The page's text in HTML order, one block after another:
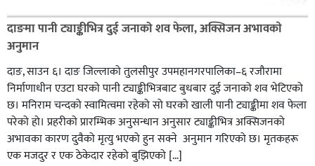
दाङमा पानी ट्याङ्कीभित्र दुई जनाको शव फेला, अक्सिजन अभावकाे
अनुमान
दाङ, साउन ६। दाङ जिल्लाको तुलसीपुर उपमहानगरपालिका–६ रजौरामा
निर्माणाधीन एउटा घरको पानी ट्याङ्कीभित्रबाट बुधबार दुई जनाको शव भेटिएको
छ। मनिराम चन्दको स्वामित्वमा रहेको सो घरको खाली पानी ट्याङ्कीमा शव फेला
परेको हो। प्रहरीकाे प्रारम्भिक अनुसन्धान अनुसार ट्याङ्कीभित्र अक्सिजनको
अभावका कारण दुवैको मृत्यु भएको हुन सक्ने अनुमान गरिएको छ। मृतकहरू
एक मजदुर र एक ठेकेदार रहेको बुझिएको […]